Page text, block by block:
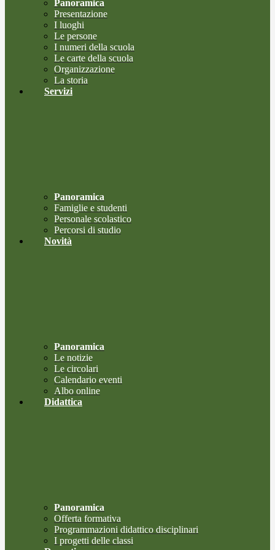
Panoramica
Presentazione
I luoghi
Le persone
I numeri della scuola
Le carte della scuola
Organizzazione
La storia
Servizi
Panoramica
Famiglie e studenti
Personale scolastico
Percorsi di studio
Novità
Panoramica
Le notizie
Le circolari
Calendario eventi
Albo online
Didattica
Panoramica
Offerta formativa
Programmazioni didattico disciplinari
I progetti delle classi